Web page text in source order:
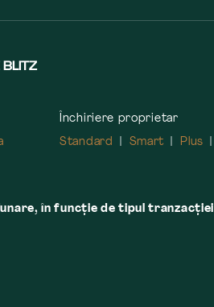
BLITZ
Închiriere proprietar
Standard
Smart Plus
în funcție de tipul tranzacției